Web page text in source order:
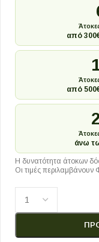
από
από
άνω
Η δυνατότητα άτοκων
Οι τιμές